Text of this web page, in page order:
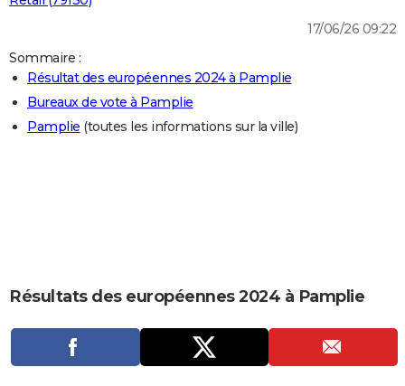
Guides de France
Escapades
Patrimoine
Expositions
Musées
Week-end nature
LIFESTYLE
Art de vivre
Bien-être
Loisirs
Mode
Modes de vie
CARTE DE VOEUX
Carte de Noël
Carte Bonne année
Carte Saint-Valentin
Carte Pâques
Carte d'anniversaire
DICTIONNAIRE
Dictionnaire
Biographies
Citations
Expressions
Proverbes
PROGRAMME TV
17/06/26 09:22
Sommaire :
Résultat des européennes 2024 à Pamplie
Bureaux de vote à Pamplie
Pamplie (toutes les informations sur la ville)
Résultats des européennes 2024 à Pamplie